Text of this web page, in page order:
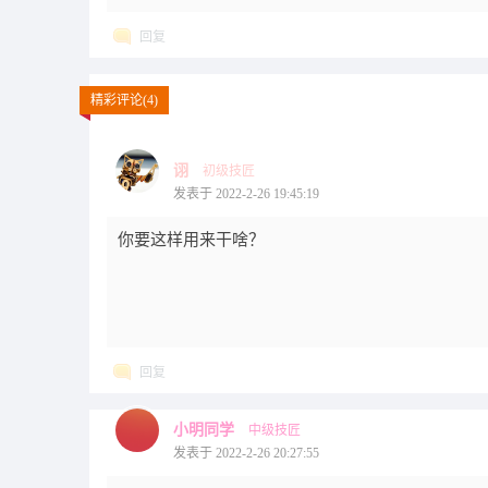
回复
精彩评论(4)
诩
初级技匠
发表于 2022-2-26 19:45:19
你要这样用来干啥？
回复
小明同学
中级技匠
发表于 2022-2-26 20:27:55